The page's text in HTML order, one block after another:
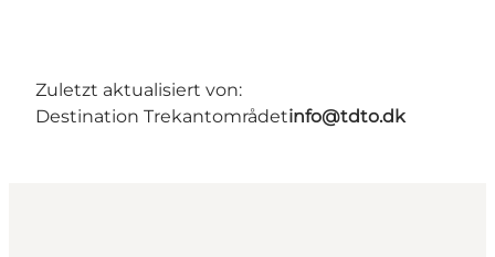
Zuletzt aktualisiert von:
Destination Trekantområdetinfo@tdto.dk